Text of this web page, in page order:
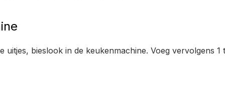
uitjes, bieslook in de keukenmachine. Voeg vervolgens